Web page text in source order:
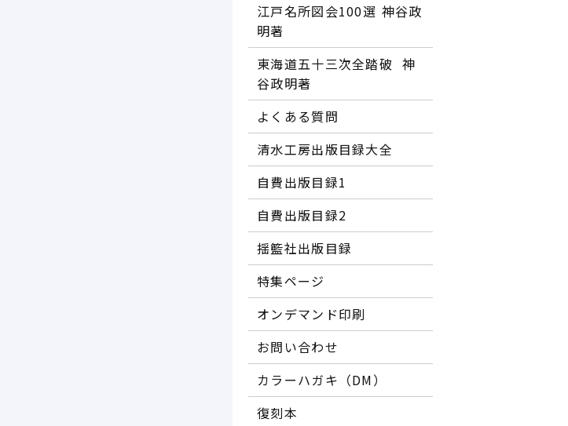
江戸名所図会100選―― 神谷政
明著
東海道五十三次全踏破 ―― 神
谷政明著
よくある質問
清水工房出版目録大全
自費出版目録1
自費出版目録2
揺籃社出版目録
特集ページ
オンデマンド印刷
お問い合わせ
カラーハガキ（DM）
復刻本